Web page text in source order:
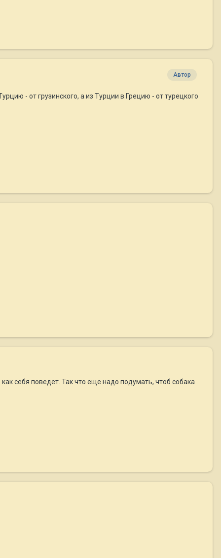
Автор
- от грузинского, а из Турции в Грецию - от турецкого
себя поведет. Так что еще надо подумать, чтоб собака